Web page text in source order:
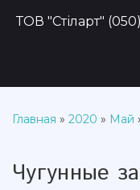
ТОВ "Стіларт"
Главная » 2020 » Май
Чугунные